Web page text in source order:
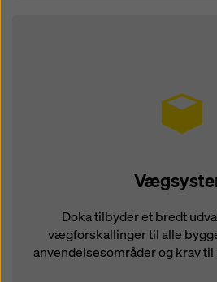
Doka tilbyder et bredt
vægforskallinger til alle
anvendelsesområder og krav